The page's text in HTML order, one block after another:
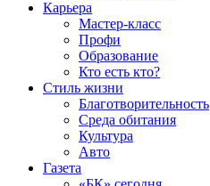
Карьера
Мастер-класс
Профи
Образование
Кто есть кто?
Стиль жизни
Благотворительность
Среда обитания
Культура
Авто
Газета